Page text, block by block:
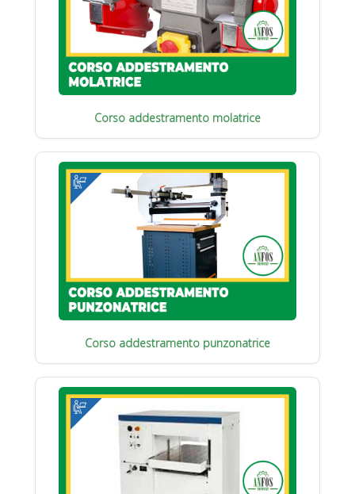
Corso addestramento molatrice
Corso addestramento punzonatrice